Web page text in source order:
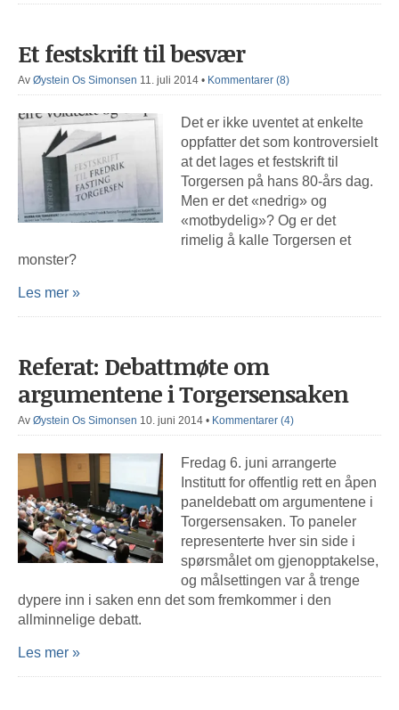
Et festskrift til besvær
Av Øystein Os Simonsen 11. juli 2014 • Kommentarer (8)
Det er ikke uventet at enkelte
oppfatter det som kontroversielt
at det lages et festskrift til
Torgersen på hans 80-års dag.
Men er det «nedrig» og
«motbydelig»? Og er det
rimelig å kalle Torgersen et
monster?
Les mer »
Referat: Debattmøte om
argumentene i Torgersensaken
Av Øystein Os Simonsen 10. juni 2014 • Kommentarer (4)
Fredag 6. juni arrangerte
Institutt for offentlig rett en åpen
paneldebatt om argumentene i
Torgersensaken. To paneler
representerte hver sin side i
spørsmålet om gjenopptakelse,
og målsettingen var å trenge
dypere inn i saken enn det som fremkommer i den
allminnelige debatt.
Les mer »